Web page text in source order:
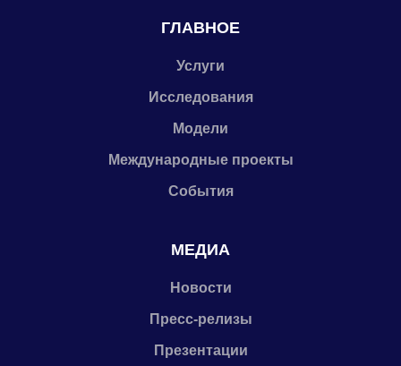
ГЛАВНОЕ
Услуги
Исследования
Модели
Международные проекты
События
МЕДИА
Новости
Пресс-релизы
Презентации